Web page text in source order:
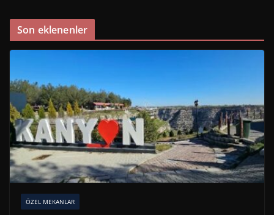
Son eklenenler
ÖZEL MEKANLAR